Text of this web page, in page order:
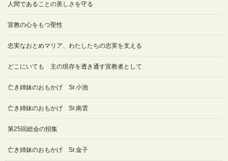
人間であることの美しさを守る
宣教の心をもつ聖性
忠実なおとめマリア、わたしたちの忠実を支える
どこにいても 主の現存を透き通す宣教者として
亡き姉妹のおもかげ Sr.小池
亡き姉妹のおもかげ Sr.南雲
第25回総会の招集
亡き姉妹のおもかげ Sr.金子